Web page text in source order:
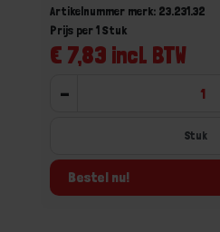
Artikelnummer merk: 23.231.32
€ 7,83 incl. BTW
Prijs per 1 Stuk
-
Bestel nu!